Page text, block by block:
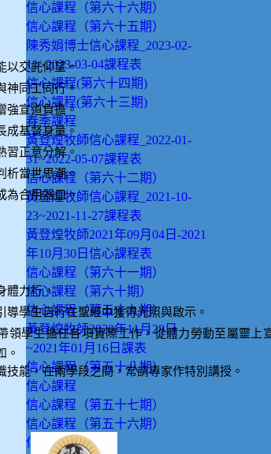
信心課程（第六十六期）
信心課程（第六十五期）
陳秀娟博士信心課程_2023-02-
11~2023-03-04課程表
信心課程(第六十四期)
信心課程(第六十三期)
春季課程
黃登煌牧師信心課程_2022-01-
31~2022-05-07課程表
信心課程（第六十二期）
黃登煌牧師信心課程_2021-10-
23~2021-11-27課程表
黃登煌牧師2021年09月04日-2021
年10月30日信心課程表
信心課程（第六十一期）
信心課程（第六十期）
信心課程（第五十九期）
黃登煌牧師2020年11月28日
~2021年01月16日課表
信心課程（第五十八期）
信心課程
信心課程（第五十七期）
信心課程（第五十六期）
信心課程
以交託仰望。
神同工同行。
強宣道負擔。
成基督身量。
習正意分解。
析當世思潮。
為合用器皿。
體力行。
導學生自行在聖經中獲得光照與啟示。
領學生擔任各項實際工作，從體力勞動至屬靈
。
技能，在兩學段之間，常請專家作特別講授。